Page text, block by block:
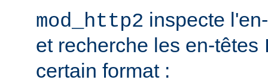
mod_http2 inspecte
et recherche les en-têtes
certain format :